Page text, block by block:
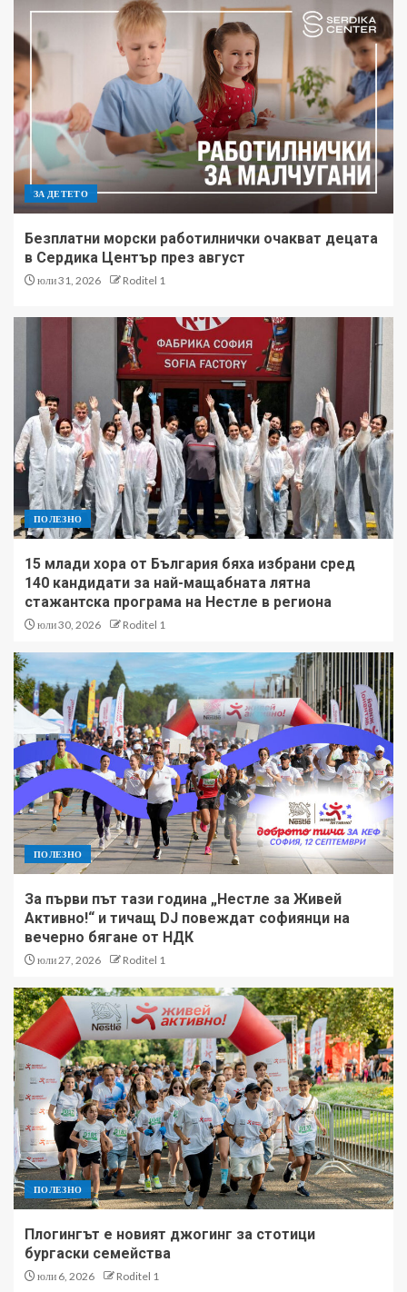
ЗА ДЕТЕТО
Безплатни морски работилнички очакват децата
в Сердика Център през август
юли 31, 2026 Roditel 1
ПОЛЕЗНО
15 млади хора от България бяха избрани сред
140 кандидати за най-мащабната лятна
стажантска програма на Нестле в региона
юли 30, 2026 Roditel 1
ПОЛЕЗНО
За първи път тази година „Нестле за Живей
Активно!“ и тичащ DJ повеждат софиянци на
вечерно бягане от НДК
юли 27, 2026 Roditel 1
ПОЛЕЗНО
Плогингът е новият джогинг за стотици
бургаски семейства
юли 6, 2026 Roditel 1